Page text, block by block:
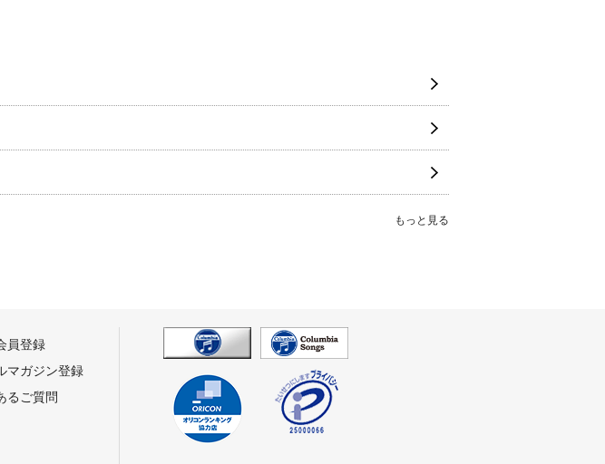
もっと見る
員登録
マガジン登録
るご質問